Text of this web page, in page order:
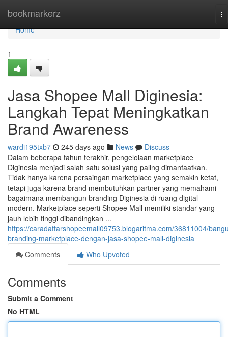
bookmarkerz
Home
Home
1
Jasa Shopee Mall Diginesia:
Langkah Tepat Meningkatkan
Brand Awareness
wardi195txb7 245 days ago News
Discuss
Dalam beberapa tahun terakhir, pengelolaan marketplace
Diginesia menjadi salah satu solusi yang paling dimanfaatkan.
Tidak hanya karena persaingan marketplace yang semakin ketat,
tetapi juga karena brand membutuhkan partner yang memahami
bagaimana membangun branding Diginesia di ruang digital
modern. Marketplace seperti Shopee Mall memiliki standar yang
jauh lebih tinggi dibandingkan ...
https://caradaftarshopeemall09753.blogaritma.com/36811004/
branding-marketplace-dengan-jasa-shopee-mall-diginesia
Comments
Who Upvoted
Comments
Submit a Comment
No HTML